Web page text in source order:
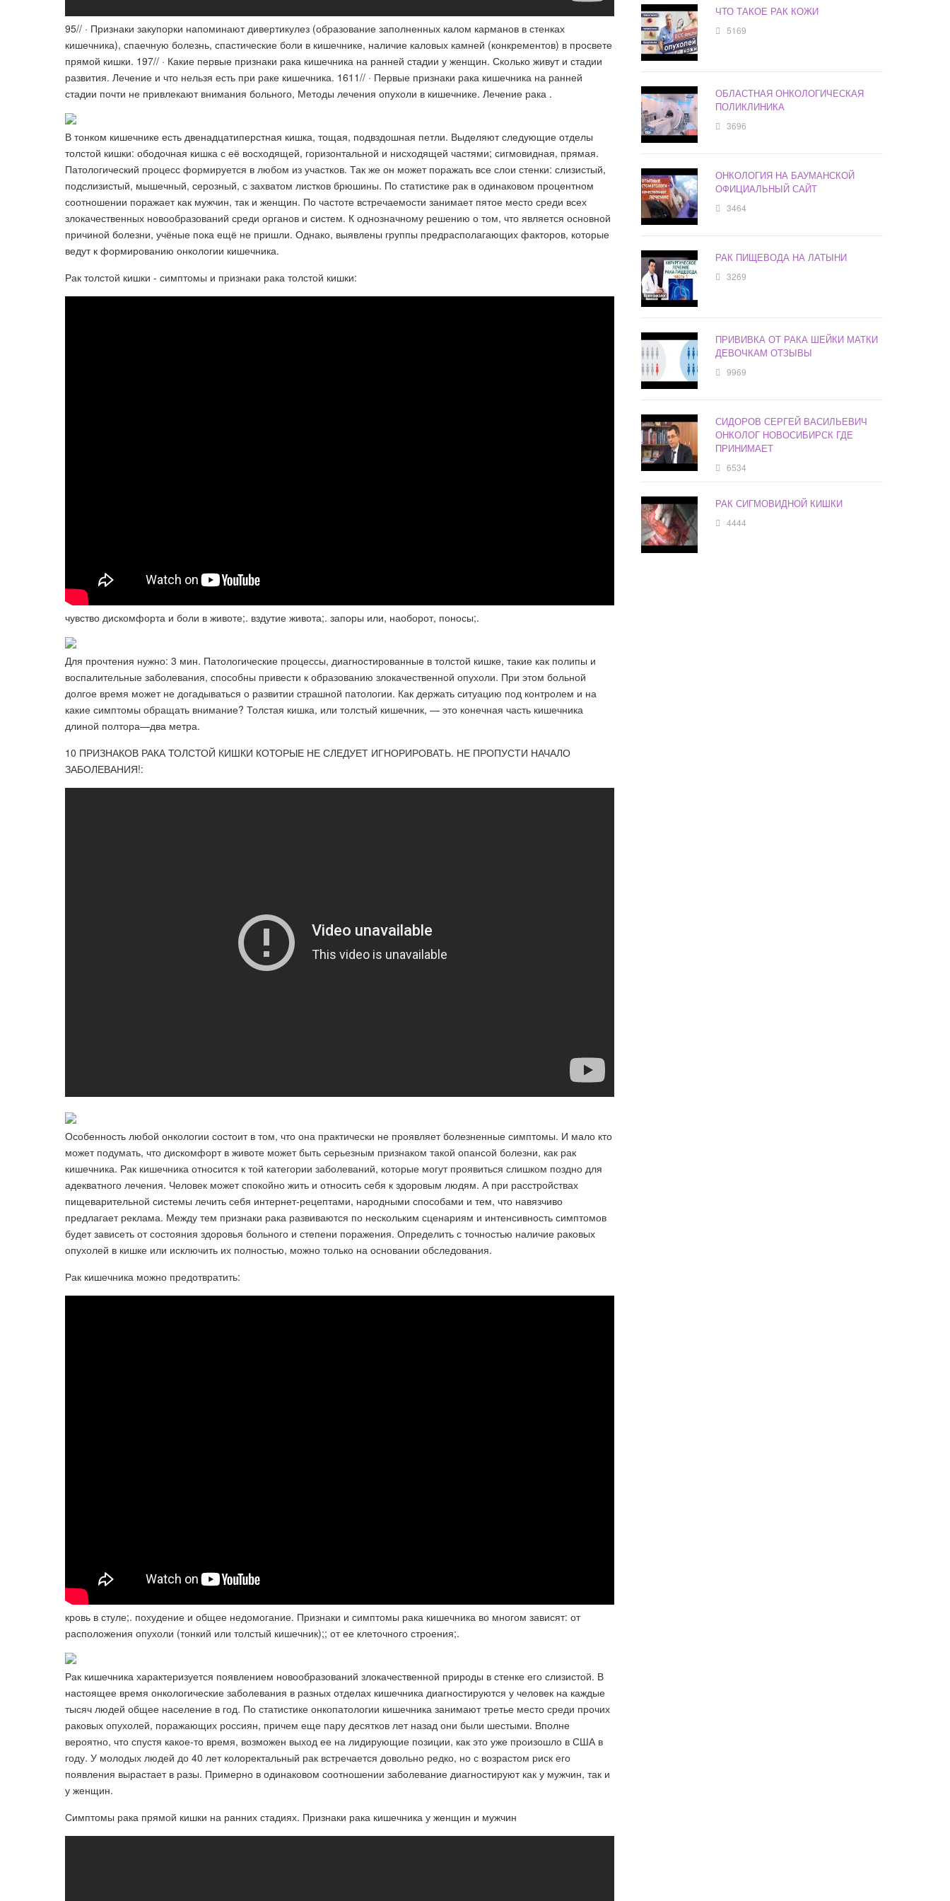
9‏‏/5‏‏/ · Признаки закупорки напоминают дивертикулез (образование заполненных калом карманов в стенках
кишечника), спаечную болезнь, спастические боли в кишечнике, наличие каловых камней (конкрементов) в просвете
прямой кишки. 19‏‏/7‏‏/ · Какие первые признаки рака кишечника на ранней стадии у женщин. Сколько живут и стадии
развития. Лечение и что нельзя есть при раке кишечника. 16‏‏/11‏‏/ · Первые признаки рака кишечника на ранней
стадии почти не привлекают внимания больного, Методы лечения опухоли в кишечнике. Лечение рака .
В тонком кишечнике есть двенадцатиперстная кишка, тощая, подвздошная петли. Выделяют следующие отделы
толстой кишки: ободочная кишка с её восходящей, горизонтальной и нисходящей частями; сигмовидная, прямая.
Патологический процесс формируется в любом из участков. Так же он может поражать все слои стенки: слизистый,
подслизистый, мышечный, серозный, с захватом листков брюшины. По статистике рак в одинаковом процентном
соотношении поражает как мужчин, так и женщин. По частоте встречаемости занимает пятое место среди всех
злокачественных новообразований среди органов и систем. К однозначному решению о том, что является основной
причиной болезни, учёные пока ещё не пришли. Однако, выявлены группы предрасполагающих факторов, которые
ведут к формированию онкологии кишечника.
Рак толстой кишки - симптомы и признаки рака толстой кишки:
чувство дискомфорта и боли в животе;. вздутие живота;. запоры или, наоборот, поносы;.
Для прочтения нужно: 3 мин. Патологические процессы, диагностированные в толстой кишке, такие как полипы и
воспалительные заболевания, способны привести к образованию злокачественной опухоли. При этом больной
долгое время может не догадываться о развитии страшной патологии. Как держать ситуацию под контролем и на
какие симптомы обращать внимание? Толстая кишка, или толстый кишечник, — это конечная часть кишечника
длиной полтора—два метра.
10 ПРИЗНАКОВ РАКА ТОЛСТОЙ КИШКИ КОТОРЫЕ НЕ СЛЕДУЕТ ИГНОРИРОВАТЬ. НЕ ПРОПУСТИ НАЧАЛО
ЗАБОЛЕВАНИЯ!:
Особенность любой онкологии состоит в том, что она практически не проявляет болезненные симптомы. И мало кто
может подумать, что дискомфорт в животе может быть серьезным признаком такой опансой болезни, как рак
кишечника. Рак кишечника относится к той категории заболеваний, которые могут проявиться слишком поздно для
адекватного лечения. Человек может спокойно жить и относить себя к здоровым людям. А при расстройствах
пищеварительной системы лечить себя интернет-рецептами, народными способами и тем, что навязчиво
предлагает реклама. Между тем признаки рака развиваются по нескольким сценариям и интенсивность симптомов
будет зависеть от состояния здоровья больного и степени поражения. Определить с точностью наличие раковых
опухолей в кишке или исключить их полностью, можно только на основании обследования.
Рак кишечника можно предотвратить:
кровь в стуле;. похудение и общее недомогание. Признаки и симптомы рака кишечника во многом зависят: от
расположения опухоли (тонкий или толстый кишечник);; от ее клеточного строения;.
Рак кишечника характеризуется появлением новообразований злокачественной природы в стенке его слизистой. В
настоящее время онкологические заболевания в разных отделах кишечника диагностируются у человек на каждые
тысяч людей общее население в год. По статистике онкопатологии кишечника занимают третье место среди прочих
раковых опухолей, поражающих россиян, причем еще пару десятков лет назад они были шестыми. Вполне
вероятно, что спустя какое-то время, возможен выход ее на лидирующие позиции, как это уже произошло в США в
году. У молодых людей до 40 лет колоректальный рак встречается довольно редко, но с возрастом риск его
появления вырастает в разы. Примерно в одинаковом соотношении заболевание диагностируют как у мужчин, так и
у женщин.
Симптомы рака прямой кишки на ранних стадиях. Признаки рака кишечника у женщин и мужчин
ЧТО ТАКОЕ РАК КОЖИ
5169
ОБЛАСТНАЯ ОНКОЛОГИЧЕСКАЯ
ПОЛИКЛИНИКА
3696
ОНКОЛОГИЯ НА БАУМАНСКОЙ
ОФИЦИАЛЬНЫЙ САЙТ
3464
РАК ПИЩЕВОДА НА ЛАТЫНИ
3269
ПРИВИВКА ОТ РАКА ШЕЙКИ МАТКИ
ДЕВОЧКАМ ОТЗЫВЫ
9969
СИДОРОВ СЕРГЕЙ ВАСИЛЬЕВИЧ
ОНКОЛОГ НОВОСИБИРСК ГДЕ
ПРИНИМАЕТ
6534
РАК СИГМОВИДНОЙ КИШКИ
4444